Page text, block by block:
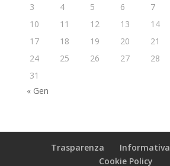
3
4 5 6 7
10
11 12 13 14
17
18 19 20 21
24
25 26 27 28
31
« Gen
Trasparenza
Informativa
Cookie Policy